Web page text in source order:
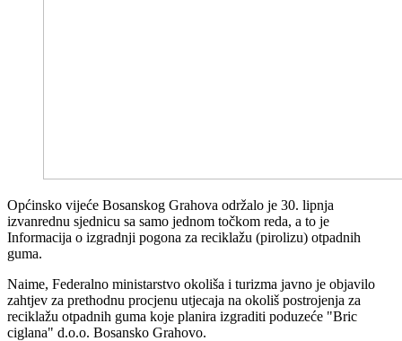
Općinsko vijeće Bosanskog Grahova održalo je 30. lipnja
izvanrednu sjednicu sa samo jednom točkom reda, a to je
Informacija o izgradnji pogona za reciklažu (pirolizu) otpadnih
guma.
Naime, Federalno ministarstvo okoliša i turizma javno je objavilo
zahtjev za prethodnu procjenu utjecaja na okoliš postrojenja za
reciklažu otpadnih guma koje planira izgraditi poduzeće "Bric
ciglana" d.o.o. Bosansko Grahovo.